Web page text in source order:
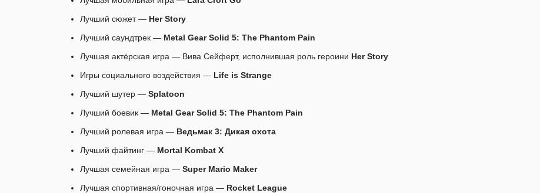
Лучший сюжет — Her Story
Лучший саундтрек — Metal Gear Solid 5: The Phantom Pain
Лучшая актёрская игра — Вива Сейферт, исполнившая роль героини Her Story
Игры социального воздействия — Life is Strange
Лучший шутер — Splatoon
Лучший боевик — Metal Gear Solid 5: The Phantom Pain
Лучший ролевая игра — Ведьмак 3: Дикая охота
Лучший файтинг — Mortal Kombat X
Лучшая семейная игра — Super Mario Maker
Лучшая спортивная/гоночная игра — Rocket League